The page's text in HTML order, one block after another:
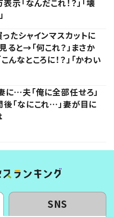
示「なんだこれ！？」「壊
たシャインマスカットに
ると→「何これ？」まさか
んなところに！？」「かわい
…夫「俺に全部任せろ」
後「なにこれ…」妻が目に
SNS